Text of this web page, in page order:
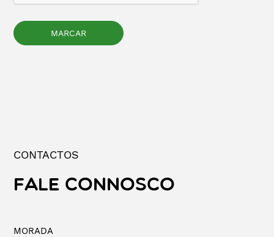
CONTACTOS
FALE CONNOSCO
MORADA